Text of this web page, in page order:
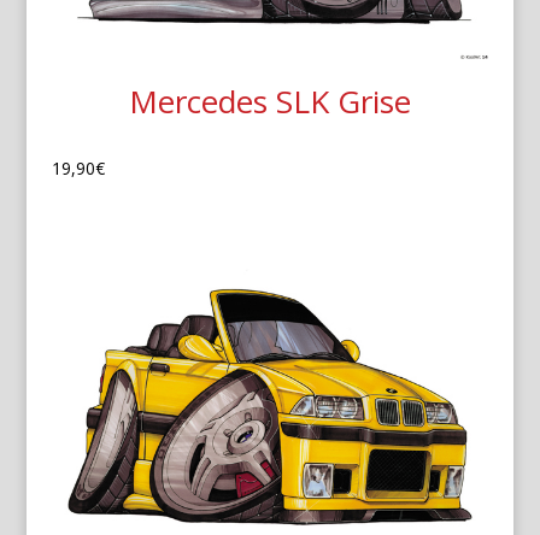
Mercedes SLK Grise
19,90€